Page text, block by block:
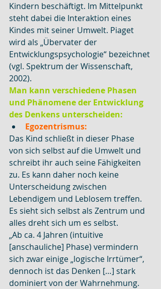
Kindern beschäftigt. Im Mittelpunkt
steht dabei die Interaktion eines
Kindes mit seiner Umwelt. Piaget
wird als „Übervater der
Entwicklungspsychologie“ bezeichnet
(vgl. Spektrum der Wissenschaft,
2002).
Man kann verschiedene Phasen
und Phänomene der Entwicklung
des Denkens unterscheiden:
Egozentrismus:
Das Kind schließt in dieser Phase
von sich selbst auf die Umwelt und
schreibt ihr auch seine Fähigkeiten
zu. Es kann daher noch keine
Unterscheidung zwischen
Lebendigem und Leblosem treffen.
Es sieht sich selbst als Zentrum und
alles dreht sich um es selbst.
„Ab ca. 4 Jahren (intuitive
[anschauliche] Phase) vermindern
sich zwar einige „logische Irrtümer“,
dennoch ist das Denken […] stark
dominiert von der Wahrnehmung.